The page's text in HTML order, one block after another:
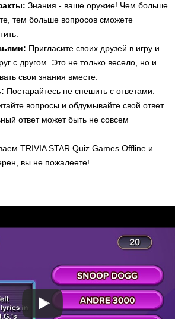
Знания - ваше оружие! Чем больше
тем больше вопросов сможете
Пригласите своих друзей в игру и
с другом. Это не только весело, но и
свои знания вместе.
Постарайтесь не спешить с ответами.
вопросы и обдумывайте свой ответ.
ответ может быть не совсем
TRIVIA STAR Quiz Games Offline и
вы не пожалеете!